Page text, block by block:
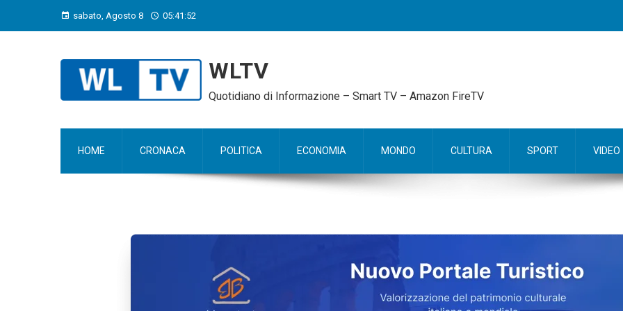
sabato, Agosto 8 05:41:53
WLTV
Quotidiano di Informazione – Smart TV – Amazon FireTV
HOME CRONACA POLITICA ECONOMIA MONDO CULTURA SPORT VIDEO